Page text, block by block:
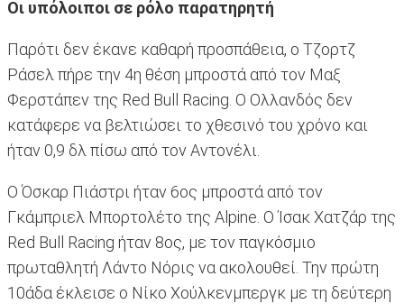
Οι υπόλοιποι σε ρόλο παρατηρητή
Παρότι δεν έκανε καθαρή προσπάθεια, ο Τζορτζ
Ράσελ πήρε την 4η θέση μπροστά από τον Μαξ
Φερστάπεν της Red Bull Racing. O Ολλανδός δεν
κατάφερε να βελτιώσει το χθεσινό του χρόνο και
ήταν 0,9 δλ πίσω από τον Αντονέλι.
Ο Όσκαρ Πιάστρι ήταν 6ος μπροστά από τον
Γκάμπριελ Μπορτολέτο της Alpine. O Ίσακ Χατζάρ της
Red Bull Racing ήταν 8ος, με τον παγκόσμιο
πρωταθλητή Λάντο Νόρις να ακολουθεί. Την πρώτη
10άδα έκλεισε ο Νίκο Χούλκενμπεργκ με τη δεύτερη